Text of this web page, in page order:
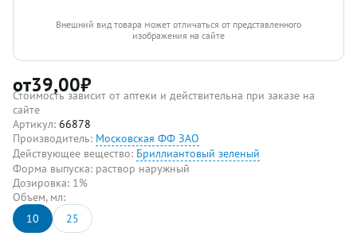
Внешний вид товара может отличаться от представленного
изображения на сайте
от39,00₽
Стоимость зависит от аптеки и действительна при заказе на
сайте
Артикул: 66878
Производитель: Московская ФФ ЗАО
Действующее вещество: Бриллиантовый зеленый
Форма выпуска: раствор наружный
Дозировка: 1%
Объем, мл:
10
25